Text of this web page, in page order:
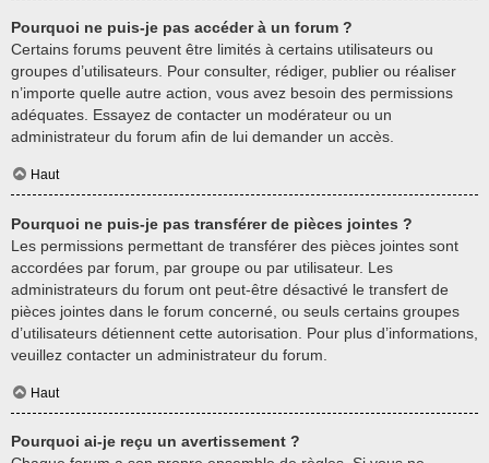
Pourquoi ne puis-je pas accéder à un forum ?
Certains forums peuvent être limités à certains utilisateurs ou
groupes d’utilisateurs. Pour consulter, rédiger, publier ou réaliser
n’importe quelle autre action, vous avez besoin des permissions
adéquates. Essayez de contacter un modérateur ou un
administrateur du forum afin de lui demander un accès.
Haut
Pourquoi ne puis-je pas transférer de pièces jointes ?
Les permissions permettant de transférer des pièces jointes sont
accordées par forum, par groupe ou par utilisateur. Les
administrateurs du forum ont peut-être désactivé le transfert de
pièces jointes dans le forum concerné, ou seuls certains groupes
d’utilisateurs détiennent cette autorisation. Pour plus d’informations,
veuillez contacter un administrateur du forum.
Haut
Pourquoi ai-je reçu un avertissement ?